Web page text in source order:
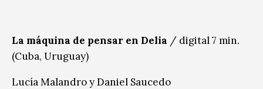
La máquina de pensar en Delia / digital 7 min.
(Cuba, Uruguay)
Lucía Malandro y Daniel Saucedo